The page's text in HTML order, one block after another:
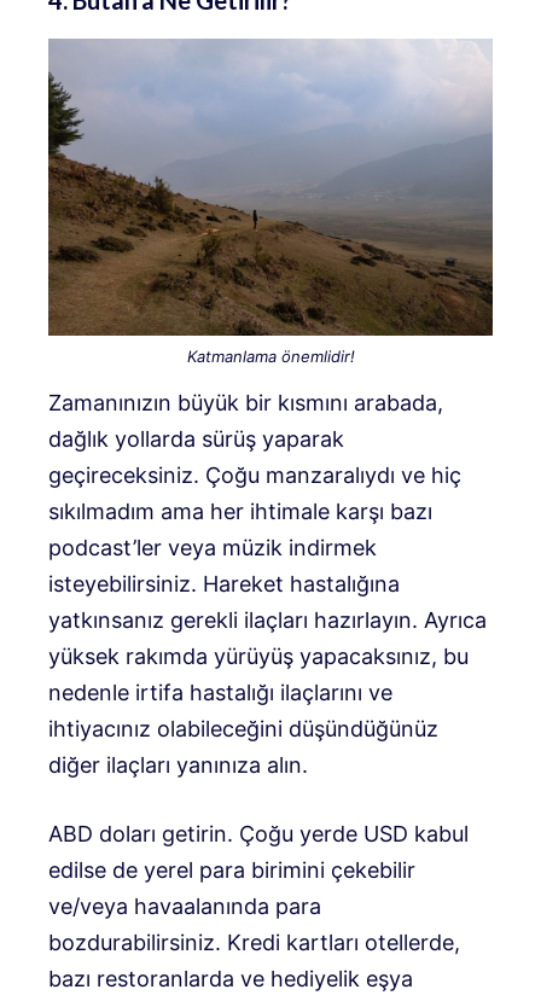
Katmanlama önemlidir!
Zamanınızın büyük bir kısmını arabada,
dağlık yollarda sürüş yaparak
geçireceksiniz. Çoğu manzaralıydı ve hiç
sıkılmadım ama her ihtimale karşı bazı
podcast’ler veya müzik indirmek
isteyebilirsiniz. Hareket hastalığına
yatkınsanız gerekli ilaçları hazırlayın. Ayrıca
yüksek rakımda yürüyüş yapacaksınız, bu
nedenle irtifa hastalığı ilaçlarını ve
ihtiyacınız olabileceğini düşündüğünüz
diğer ilaçları yanınıza alın.
ABD doları getirin. Çoğu yerde USD kabul
edilse de yerel para birimini çekebilir
ve/veya havaalanında para
bozdurabilirsiniz. Kredi kartları otellerde,
bazı restoranlarda ve hediyelik eşya